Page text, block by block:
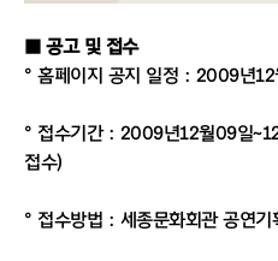
■ 공고 및 접수
° 홈페이지 공지 일정 : 2009년
° 접수기간 : 2009년12월09일
접수)
° 접수방법 : 세종문화회관 공연